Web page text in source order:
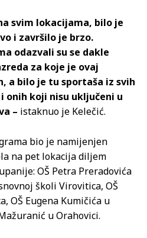
svim lokacijama, bilo je
i završilo je brzo.
odazvali su se dakle
za koje je ovaj
a bilo je tu sportaša iz svih
onih koji nisu uključeni u
– istaknuo je Kelečić.
bio je namijenjen
na pet lokacija diljem
OŠ Petra Preradovića
školi Virovitica, OŠ
OŠ Eugena Kumičića u
u Orahovici.